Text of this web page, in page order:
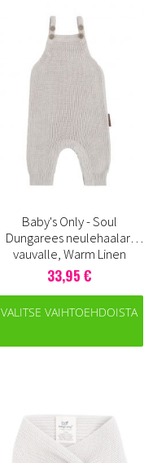
Baby's Only - Soul
Dungarees neulehaalari
vauvalle, Warm Linen
33,95 €
VALITSE VAIHTOEHDOISTA